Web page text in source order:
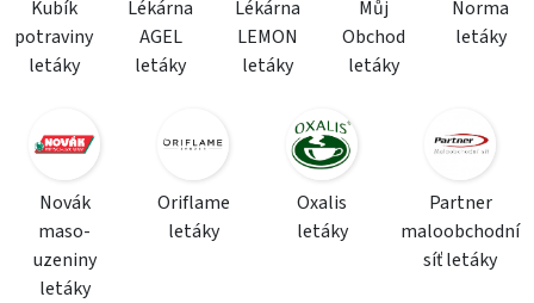
Kubík
potraviny
letáky
Lékárna
AGEL
letáky
Lékárna
LEMON
letáky
Můj
Obchod
letáky
Norma
letáky
Novák
maso-
uzeniny
letáky
Oriflame
letáky
Oxalis
letáky
Partner
maloobchodní
síť letáky